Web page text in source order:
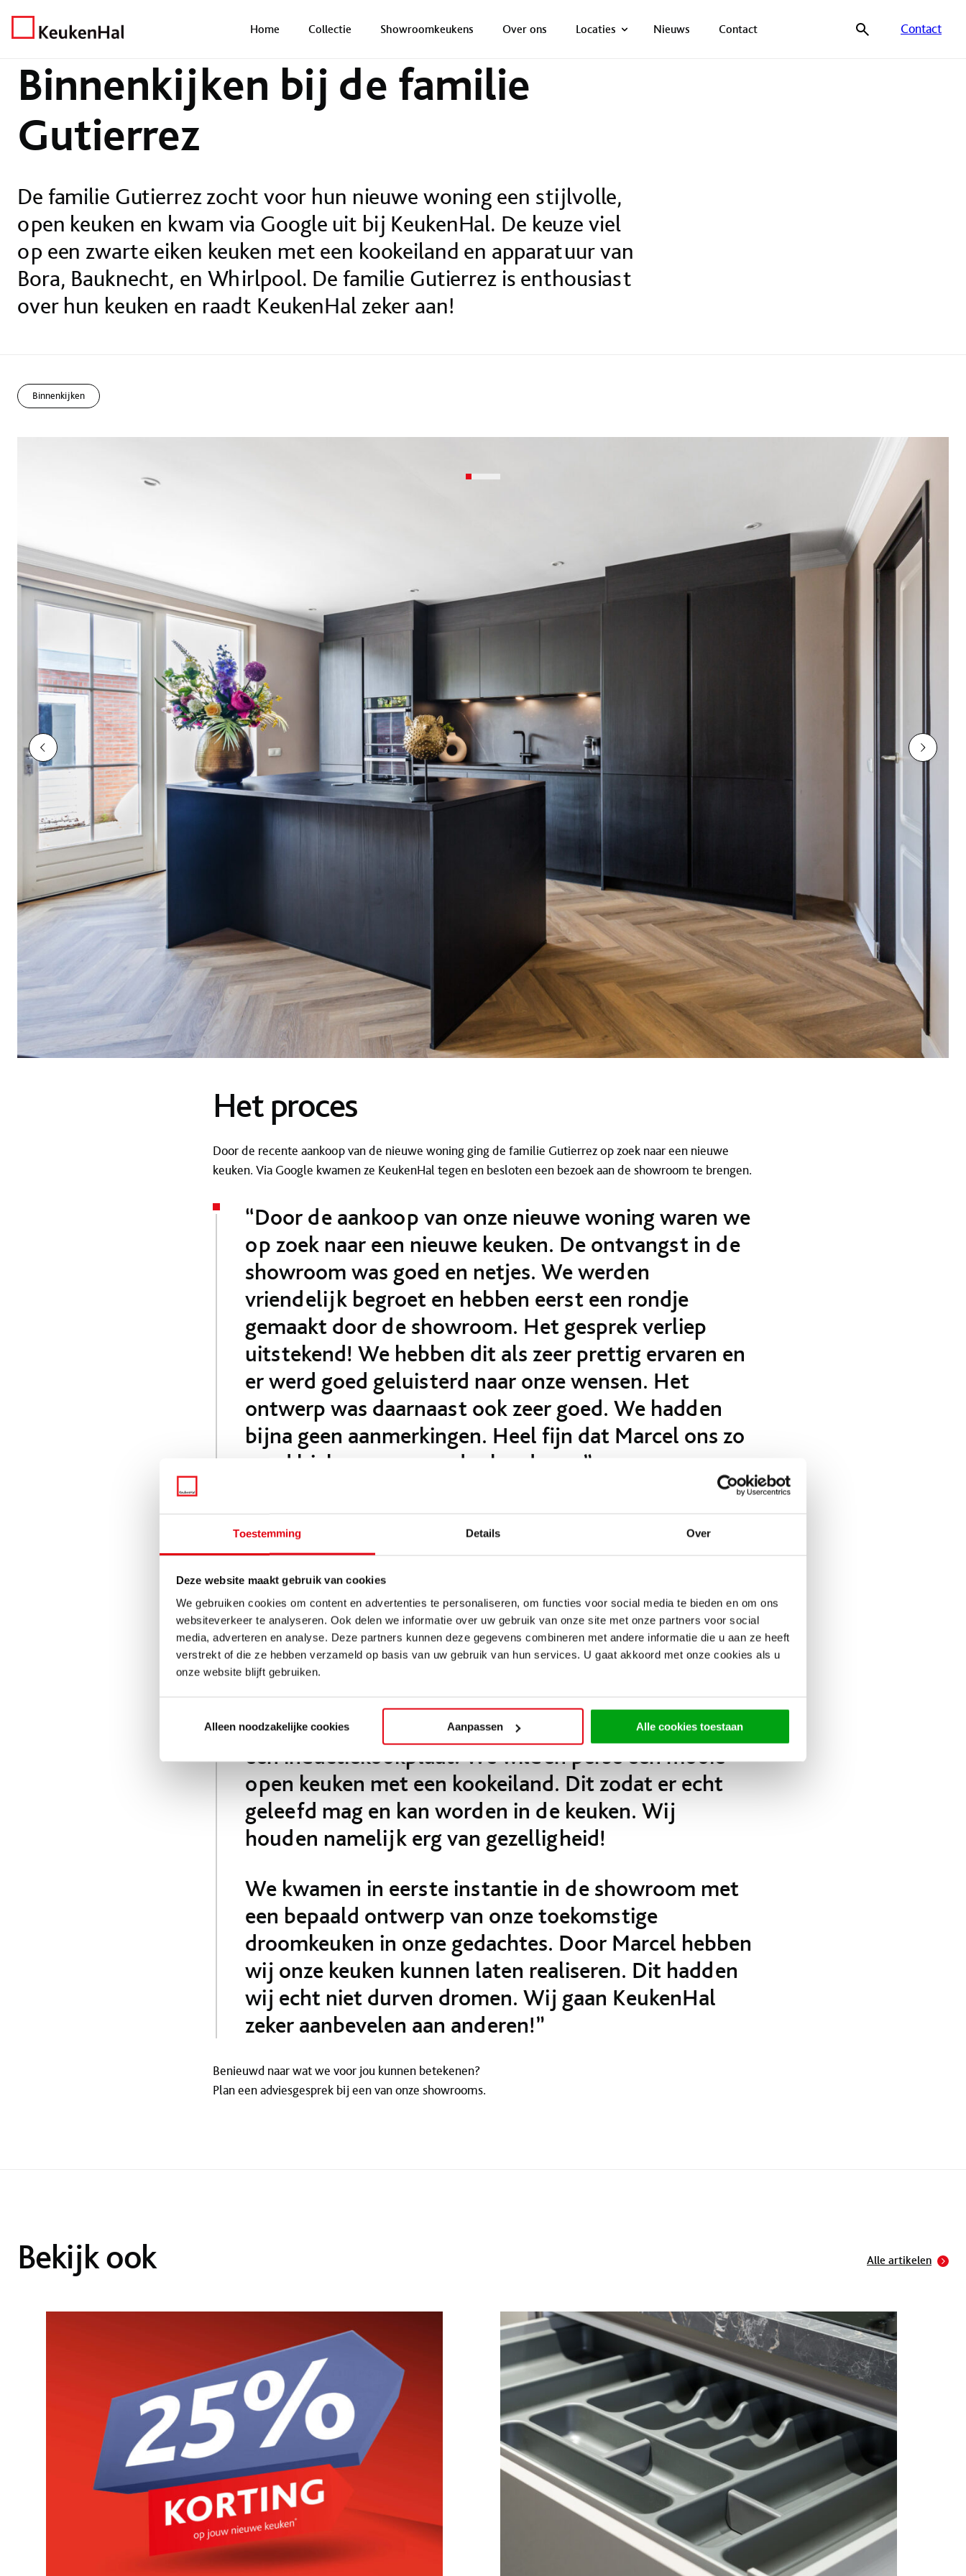
Toestemming Details Over
Deze website maakt gebruik van cookies
We gebruiken cookies om content en advertenties te personaliseren, om functies voor social media te bieden en om ons
websiteverkeer te analyseren. Ook delen we informatie over uw gebruik van onze site met onze partners voor social
media, adverteren en analyse. Deze partners kunnen deze gegevens combineren met andere informatie die u aan ze heeft
verstrekt of die ze hebben verzameld op basis van uw gebruik van hun services. U gaat akkoord met onze cookies als u
onze website blijft gebruiken.
Alleen noodzakelijke cookies Aanpassen Alle cookies toestaan
Home Collectie Showroomkeukens Over ons Locaties Nieuws Contact Contact
Home
Binnenkijken bij de familie
Gutierrez
De familie Gutierrez zocht voor hun nieuwe woning een stijlvolle,
open keuken en kwam via Google uit bij KeukenHal. De keuze viel
op een zwarte eiken keuken met een kookeiland en apparatuur van
Bora, Bauknecht, en Whirlpool. De familie Gutierrez is enthousiast
over hun keuken en raadt KeukenHal zeker aan!
Binnenkijken
Het proces
Door de recente aankoop van de nieuwe woning ging de familie Gutierrez op zoek naar een nieuwe
keuken. Via Google kwamen ze KeukenHal tegen en besloten een bezoek aan de showroom te brengen.
“Door de aankoop van onze nieuwe woning waren we
op zoek naar een nieuwe keuken. De ontvangst in de
showroom was goed en netjes. We werden
vriendelijk begroet en hebben eerst een rondje
gemaakt door de showroom. Het gesprek verliep
uitstekend! We hebben dit als zeer prettig ervaren en
er werd goed geluisterd naar onze wensen. Het
ontwerp was daarnaast ook zeer goed. We hadden
bijna geen aanmerkingen. Heel fijn dat Marcel ons zo
goed hielp en erg meedenkend was.”
Het resultaat
Apparatuur waarvoor zij hebben gekozen zijn; een inductiekookplaat met kookveldafzuiging van Bora,
een vaatwasser van Bauknecht en een multifunctionele oven, een combi-magnetron en een
koel/vriescombinatie van Whirlpool.
“Onze voorkeur ging uit naar een zwarte keuken met
kookeiland, hoge kasten en alle apparatuur erin (een
koelkast/vriezer, een vaatwasser, een combi-oven en
een inductiekookplaat. We wilden perse een mooie
open keuken met een kookeiland. Dit zodat er echt
geleefd mag en kan worden in de keuken. Wij
houden namelijk erg van gezelligheid!
We kwamen in eerste instantie in de showroom met
een bepaald ontwerp van onze toekomstige
droomkeuken in onze gedachtes. Door Marcel hebben
wij onze keuken kunnen laten realiseren. Dit hadden
wij echt niet durven dromen. Wij gaan KeukenHal
zeker aanbevelen aan anderen!”
Benieuwd naar wat we voor jou kunnen betekenen?
Plan een adviesgesprek bij een van onze showrooms.
Bekijk ook Alle artikelen